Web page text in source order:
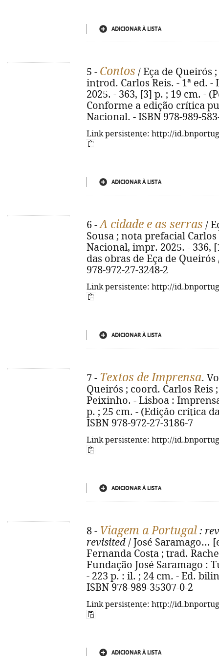
ADICIONAR À LISTA
5 - Contos / Eça de Queirós
introd. Carlos Reis. - 1ª ed. -
2025. - 363, [3] p. ; 19 cm. -
Conforme a edição crítica
Nacional. - ISBN 978-989-
Link persistente: http://
ADICIONAR À LISTA
6 -A cidade e as serras /
Sousa ; nota prefacial
Nacional, impr. 2025. - 336,
das obras de Eça de
978-972-27-3248-2
Link persistente: http://
ADICIONAR À LISTA
7 - Textos de Imprensa.
Queirós ; coord. Carlos Reis
Peixinho. - Lisboa :
p. ; 25 cm. - (Edição crítica
ISBN 978-972-27-3186-7
Link persistente: http://
ADICIONAR À LISTA
8 - Viagem a Portugal :
revisited / José Saramago...
Fernanda Costa ; trad.
Fundação José Saramago :
- 223 p. : il. ; 24 cm. - Ed.
ISBN 978-989-35307-0-2
Link persistente: http://
ADICIONAR À LISTA